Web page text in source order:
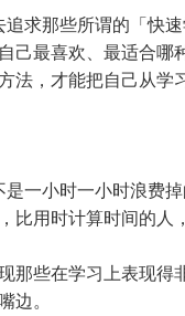
那些所谓的「快速
己最喜欢、最适合哪
法，才能把自己从学
小时一小时浪费掉
比用时计算时间的人
些在学习上表现得
边。